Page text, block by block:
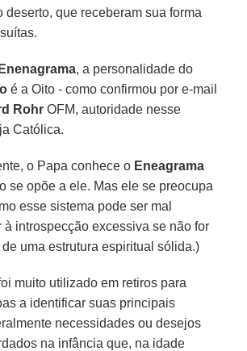
deserto, que receberam sua forma
Enenagrama, a personalidade do
é a Oito - como confirmou por e-mail
Rohr OFM, autoridade nesse
Católica.
o Papa conhece o Eneagrama
se opõe a ele. Mas ele se preocupa
esse sistema pode ser mal
à introspecção excessiva se não for
uma estrutura espiritual sólida.)
muito utilizado em retiros para
a identificar suas principais
necessidades ou desejos
na infância que, na idade